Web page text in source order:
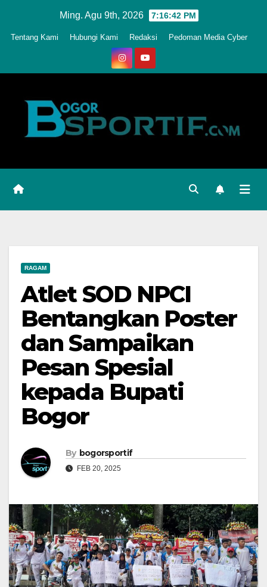
Ming. Agu 9th, 2026 7:16:45 PM
Tentang Kami Hubungi Kami Redaksi Pedoman Media Cyber
RAGAM
Atlet SOD NPCI
Bentangkan Poster
dan Sampaikan
Pesan Spesial
kepada Bupati
Bogor
By bogorsportif
FEB 20, 2025